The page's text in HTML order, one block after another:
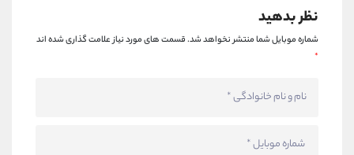
نظر بدهید
شماره موبایل شما منتشر نخواهد شد.قسمت های مورد نیاز علامت گذاری شده اند
*